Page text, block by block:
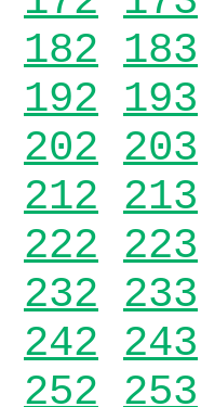
182 183
192 193
202 203
212 213
222 223
232 233
242 243
252 253